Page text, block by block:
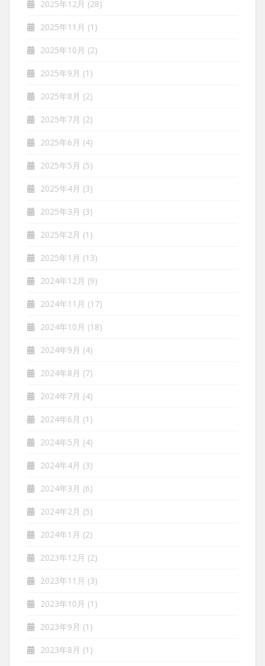
2025年12月 (28)
2025年11月 (1)
2025年10月 (2)
2025年9月 (1)
2025年8月 (2)
2025年7月 (2)
2025年6月 (4)
2025年5月 (5)
2025年4月 (3)
2025年3月 (3)
2025年2月 (1)
2025年1月 (13)
2024年12月 (9)
2024年11月 (17)
2024年10月 (18)
2024年9月 (4)
2024年8月 (7)
2024年7月 (4)
2024年6月 (1)
2024年5月 (4)
2024年4月 (3)
2024年3月 (6)
2024年2月 (5)
2024年1月 (2)
2023年12月 (2)
2023年11月 (3)
2023年10月 (1)
2023年9月 (1)
2023年8月 (1)